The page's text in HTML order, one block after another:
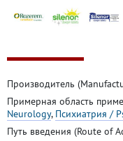
Производитель
Примерная область
Neurology, Психиатрия /
Путь введения (Route of